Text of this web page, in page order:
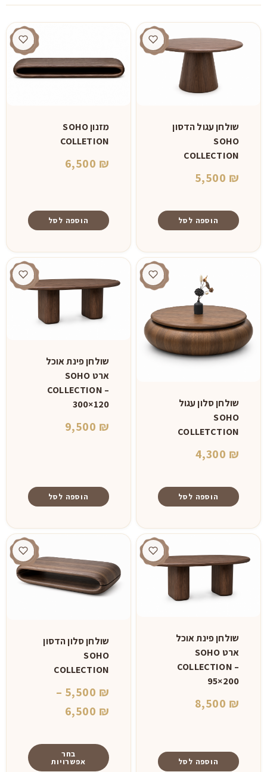
שולחן עגול הדסון
SOHO
COLLECTION
5,500 ₪
הוספה לסל
מזנון SOHO
COLLETION
6,500 ₪
הוספה לסל
שולחן סלון עגול
SOHO
COLLETCTION
4,300 ₪
הוספה לסל
שולחן פינת אוכל
ארט SOHO
COLLECTION –
300×120
9,500 ₪
הוספה לסל
שולחן פינת אוכל
ארט SOHO
COLLECTION –
95×200
8,500 ₪
הוספה לסל
שולחן סלון הדסון
SOHO
COLLECTION
5,500 ₪
–
6,500 ₪
עד
בחר
אפשרויות